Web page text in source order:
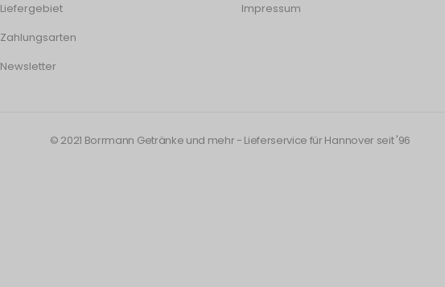
Liefergebiet
Zahlungsarten
Newsletter
Impressum
© 2021 Borrmann Getränke und mehr - Lieferservice für Hannover seit '96